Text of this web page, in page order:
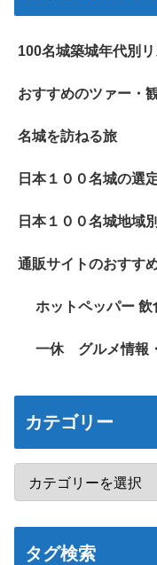
100名城築城年代別リ
おすすめのツァー・
名城を訪ねる旅
日本１００名城の選
日本１００名城地域
通販サイトのおすす
ホットペッパー
一休 グルメ情報
カテゴリー
タグ検索